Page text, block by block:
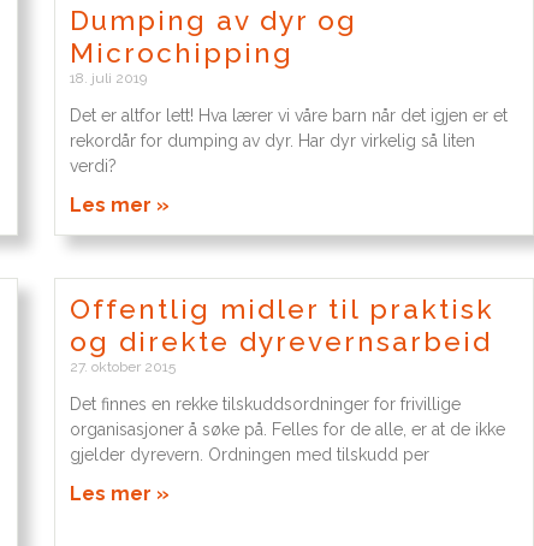
Dumping av dyr og
Microchipping
18. juli 2019
Det er altfor lett! Hva lærer vi våre barn når det igjen er et
rekordår for dumping av dyr. Har dyr virkelig så liten
verdi?
Les mer »
Offentlig midler til praktisk
og direkte dyrevernsarbeid
27. oktober 2015
Det finnes en rekke tilskuddsordninger for frivillige
organisasjoner å søke på. Felles for de alle, er at de ikke
gjelder dyrevern. Ordningen med tilskudd per
Les mer »